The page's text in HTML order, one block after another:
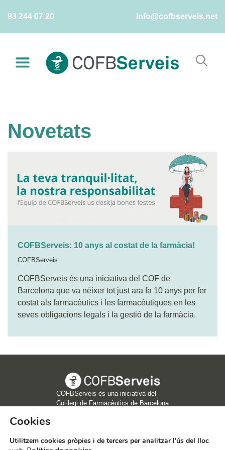
93 244 07 20 info@cofbserveis.net
Novetats
COFBServeis: 10 anys al costat de la farmàcia!
COFBServeis
COFBServeis és una iniciativa del COF de
Barcelona que va nèixer tot just ara fa 10 anys per fer
costat als farmacèutics i les farmacèutiques en les
seves obligacions legals i la gestió de la farmàcia.
COFBServeis és una iniciativa del
Col·legi de Farmacèutics de Barcelona
COFBServeis, 2020 | C/Girona, 64 - 08009 - Barcelona |
Avís legal
Transparència
Política de cookies
Cookies
Utilitzem cookies pròpies i de tercers per analitzar l'ús del lloc